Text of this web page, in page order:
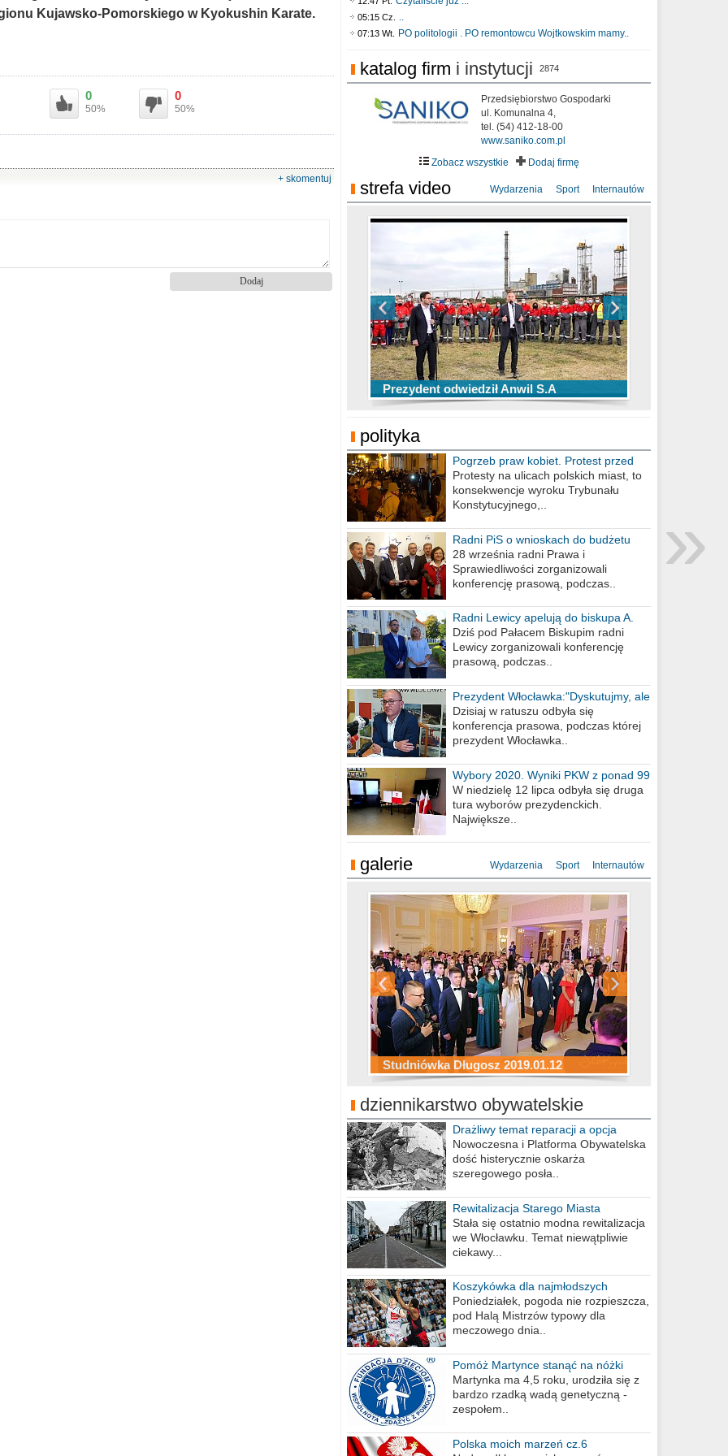
Kujawsko-Pomorskiego w Kyokushin Karate.
0
50%
0
50%
+ skomentuj
05:15 Cz. ..
07:13 Wt. PO politologii . PO remontowcu Wojtkowskim mamy..
katalog firm i instytucji 2874
Przedsiębiorstwo Gospodarki
ul. Komunalna 4,
tel. (54) 412-18-00
www.saniko.com.pl
Zobacz wszystkie
Dodaj firmę
strefa video Wydarzenia Sport Internautów
Prezydent odwiedził Anwil S.A
TOP 10 przechwytów Anwilu Włocławek
w EBL w sezonie 2019/2020
TOP 5 rzutów Anwilu Włocławek w BCL
w sezonie 2019/2020
Ni To Ponk - W oczach mamy strach
sixf33t .Last Year DRONE FOOTAGE
Włocławek
XXIII Sesja Rady Miasta Włocławek VIII
kadencji w dniu 09.06.2020 r.
polityka
Pogrzeb praw kobiet. Protest przed
biurem poselskim PiS
Protesty na ulicach polskich miast, to
konsekwencje wyroku Trybunału
Konstytucyjnego,..
Radni PiS o wnioskach do budżetu
miasta na 2021 rok
28 września radni Prawa i
Sprawiedliwości zorganizowali
konferencję prasową, podczas..
Radni Lewicy apelują do biskupa A.
Wiesława Meringa
Dziś pod Pałacem Biskupim radni
Lewicy zorganizowali konferencję
prasową, podczas..
Prezydent Włocławka:"Dyskutujmy, ale
nie obrażajmy się”
Dzisiaj w ratuszu odbyła się
konferencja prasowa, podczas której
prezydent Włocławka..
Wybory 2020. Wyniki PKW z ponad 99
procent obwodów
W niedzielę 12 lipca odbyła się druga
tura wyborów prezydenckich.
Największe..
galerie Wydarzenia Sport Internautów
Studniówka Długosz 2019.01.12
ZS Budowlanych 2019.01.12
Studniówka LZK 2019.01.11
Studniówka Kopernik 2019.01.11
Studniówka LMK 2019.01.05
Studniówka ZS Ekonomicznych
2019.01.05
dziennikarstwo obywatelskie
Drażliwy temat reparacji a opcja
berlińska
Nowoczesna i Platforma Obywatelska
dość histerycznie oskarża
szeregowego posła..
Rewitalizacja Starego Miasta
Stała się ostatnio modna rewitalizacja
we Włocławku. Temat niewątpliwie
ciekawy...
Koszykówka dla najmłodszych
Poniedziałek, pogoda nie rozpieszcza,
pod Halą Mistrzów typowy dla
meczowego dnia..
Pomóż Martynce stanąć na nóżki
Martynka ma 4,5 roku, urodziła się z
bardzo rzadką wadą genetyczną -
zespołem..
Polska moich marzeń cz.6
»